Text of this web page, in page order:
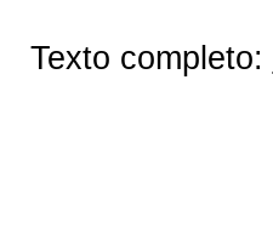
Texto completo: